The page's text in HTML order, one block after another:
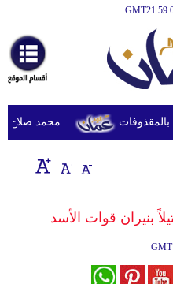
أخبارعاجلة
رياضة
ثقافة
إقتصاد
وموسيقى
محمد صلاح يصل
GMT